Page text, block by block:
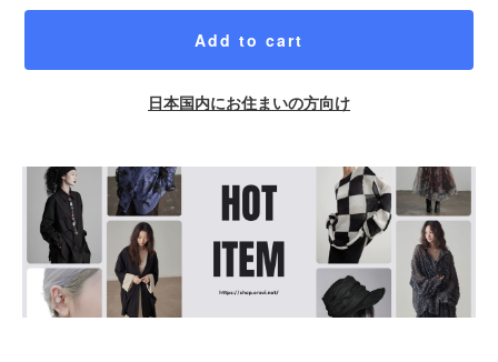
Add to cart
日本国内にお住まいの方向け